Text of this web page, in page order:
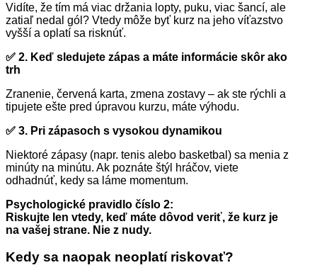
Vidíte, že tím má viac držania lopty, puku, viac šancí, ale
zatiaľ nedal gól? Vtedy môže byť kurz na jeho víťazstvo
vyšší a oplatí sa risknúť.
✅ 2. Keď sledujete zápas a máte informácie skôr ako
trh
Zranenie, červená karta, zmena zostavy – ak ste rýchli a
tipujete ešte pred úpravou kurzu, máte výhodu.
✅ 3. Pri zápasoch s vysokou dynamikou
Niektoré zápasy (napr. tenis alebo basketbal) sa menia z
minúty na minútu. Ak poznáte štýl hráčov, viete
odhadnúť, kedy sa láme momentum.
Psychologické pravidlo číslo 2:
Riskujte len vtedy, keď máte dôvod veriť, že kurz je
na vašej strane. Nie z nudy.
Kedy sa naopak neoplatí riskovať?